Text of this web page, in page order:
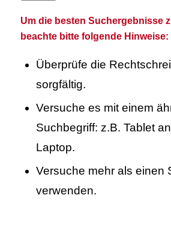
Um die besten Suchergebnisse
beachte bitte folgende Hinweise:
Überprüfe die
sorgfältig.
Versuche es mit einem
Suchbegriff: z.B. Tablet
Laptop.
Versuche mehr als einen
verwenden.